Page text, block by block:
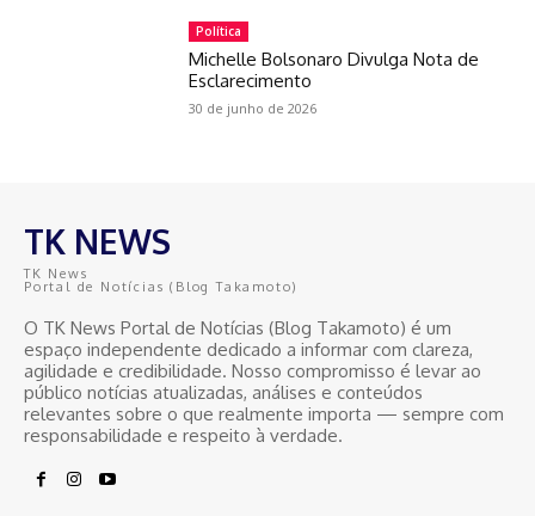
Política
Michelle Bolsonaro Divulga Nota de
Esclarecimento
30 de junho de 2026
TK NEWS
TK News
Portal de Notícias (Blog Takamoto)
O TK News Portal de Notícias (Blog Takamoto) é um
espaço independente dedicado a informar com clareza,
agilidade e credibilidade. Nosso compromisso é levar ao
público notícias atualizadas, análises e conteúdos
relevantes sobre o que realmente importa — sempre com
responsabilidade e respeito à verdade.